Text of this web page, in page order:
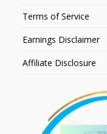
Terms of Service
Earnings Disclaimer
Affiliate Disclosure